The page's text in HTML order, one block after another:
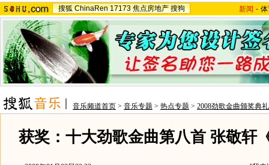
搜狐 ChinaRen 17173 焦点房地产 搜狗 新闻 -
音乐频道首页 > 音乐专题 > 热点专题 > 2008劲歌金曲颁奖典礼
获奖：十大劲歌金曲第八首 张敬轩